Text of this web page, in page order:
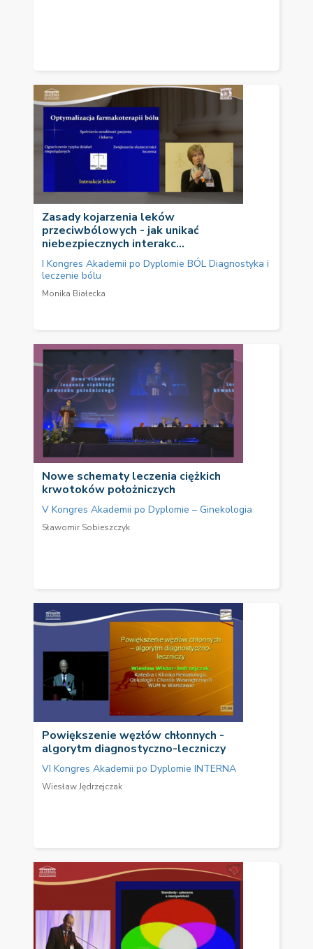
Zasady kojarzenia leków
przeciwbólowych - jak unikać
niebezpiecznych interakc...
I Kongres Akademii po Dyplomie BÓL Diagnostyka i
leczenie bólu
Monika Białecka
Nowe schematy leczenia ciężkich
krwotoków położniczych
V Kongres Akademii po Dyplomie – Ginekologia
Sławomir Sobieszczyk
Powiększenie węzłów chłonnych -
algorytm diagnostyczno-leczniczy
VI Kongres Akademii po Dyplomie INTERNA
Wiesław Jędrzejczak